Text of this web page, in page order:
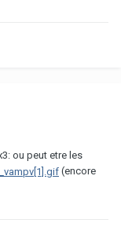
ou peut etre les
(encore